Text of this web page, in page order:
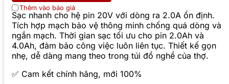
Thêm vào báo giá
Sạc nhanh cho hệ pin 20V với dòng ra 2.0A ổn định.
Tích hợp mạch bảo vệ thông minh chống quá dòng và
ngắn mạch. Thời gian sạc tối ưu cho pin 2.0Ah và
4.0Ah, đảm bảo công việc luôn liên tục. Thiết kế gọn
nhẹ, dễ dàng mang theo trong túi đồ nghề của thợ.
✅ Cam kết chính hãng, mới 100%